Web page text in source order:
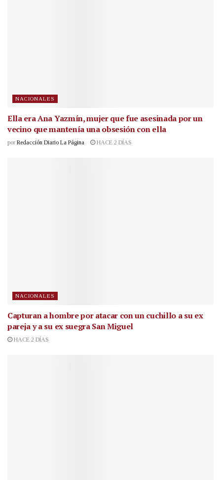
NACIONALES
Ella era Ana Yazmín, mujer que fue asesinada por un
vecino que mantenía una obsesión con ella
por Redacción Diario La Página HACE 2 DÍAS
NACIONALES
Capturan a hombre por atacar con un cuchillo a su ex
pareja y a su ex suegra San Miguel
HACE 2 DÍAS